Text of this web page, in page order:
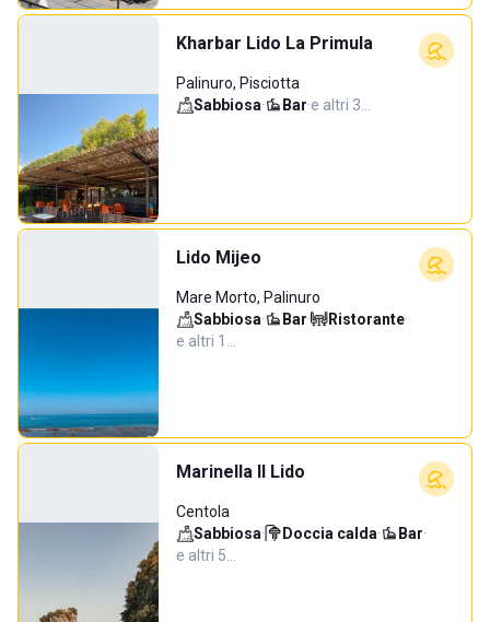
Kharbar Lido La Primula
Palinuro, Pisciotta
Sabbiosa· Bar·e altri 3…
Lido Mijeo
Mare Morto, Palinuro
Sabbiosa· Bar· Ristorante·
e altri 1…
Marinella Il Lido
Centola
Sabbiosa· Doccia calda· Bar·
e altri 5…